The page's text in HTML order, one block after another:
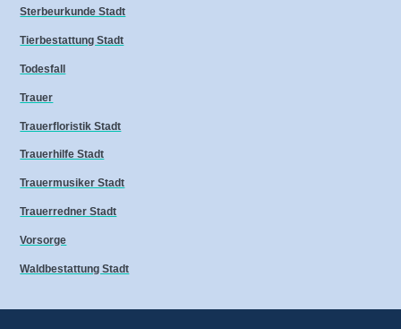
Sterbeurkunde Stadt
Tierbestattung Stadt
Todesfall
Trauer
Trauerfloristik Stadt
Trauerhilfe Stadt
Trauermusiker Stadt
Trauerredner Stadt
Vorsorge
Waldbestattung Stadt